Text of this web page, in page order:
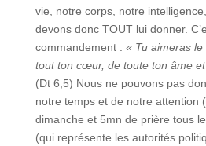
vie, notre corps, notre
devons donc TOUT lui donner.
commandement : « Tu aimeras
tout ton cœur, de toute ton âme
(Dt 6,5) Nous ne pouvons pas
notre temps et de notre attention
dimanche et 5mn de prière tous
(qui représente les autorités